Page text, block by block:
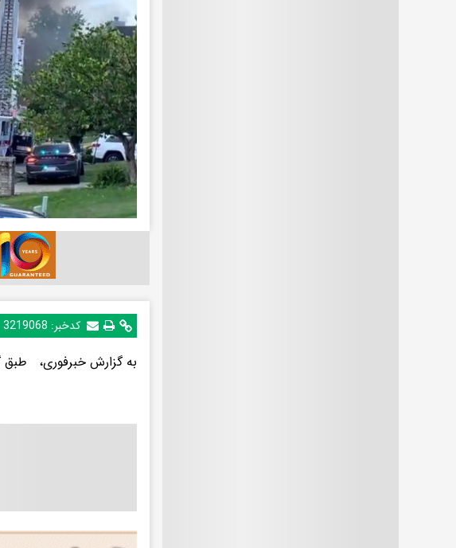
کدخبر: 3219068
به گزارش خبرفوری، طبق